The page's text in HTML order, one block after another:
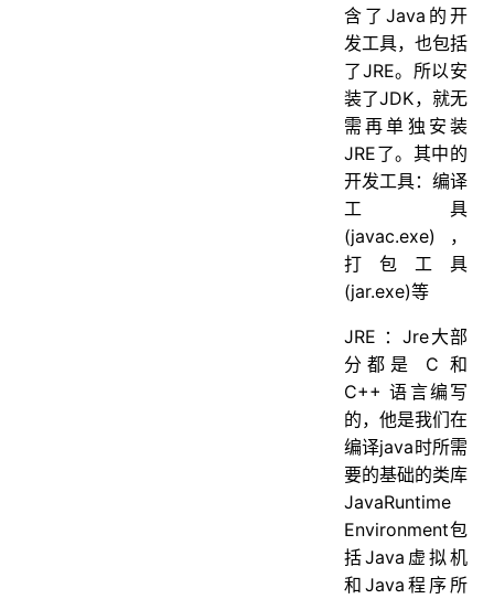
含了Java的开
发工具，也包括
了JRE。所以安
装了JDK，就无
需再单独安装
JRE了。其中的
开发工具：编译
工具
(javac.exe)，
打包工具
(jar.exe)等
JRE ：Jre大部
分都是 C 和
C++ 语言编写
的，他是我们在
编译java时所需
要的基础的类库
JavaRuntime
Environment包
括Java虚拟机
和Java程序所